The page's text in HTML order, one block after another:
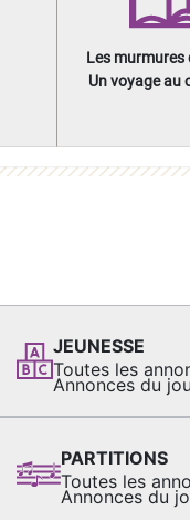
Les murmures
Un voyage au
JEUNESSE
Toutes les
Annonces du
PARTITIONS
Toutes les
Annonces du